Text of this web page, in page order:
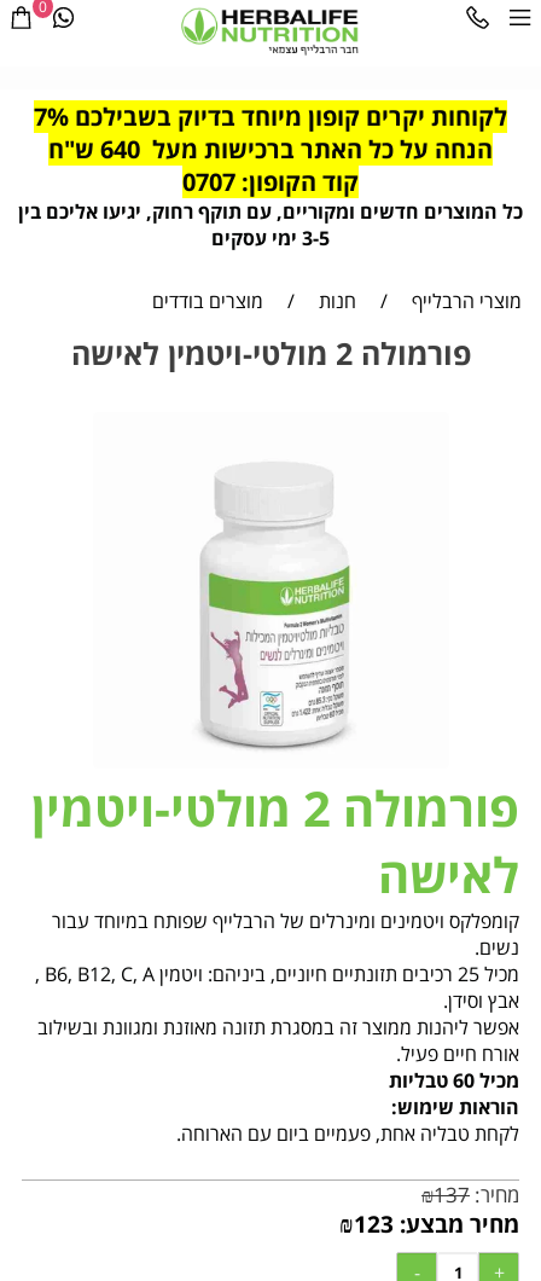
0
לקוחות יקרים קופון מיוחד בדיוק בשבילכם 7%
הנחה על כל האתר ברכישות מעל 640 ש"ח
קוד הקופון: 0707
כל המוצרים חדשים ומקוריים, עם תוקף רחוק, יגיעו אליכם בין
3-5 ימי עסקים
מוצרי הרבלייף / חנות / מוצרים בודדים
פורמולה 2 מולטי-ויטמין לאישה
פורמולה 2 מולטי-ויטמין
לאישה
קומפלקס ויטמינים ומינרלים של הרבלייף שפותח במיוחד עבור
נשים.
מכיל 25 רכיבים תזונתיים חיוניים, ביניהם: ויטמין B6, B12, C, A ,
אבץ וסידן.
אפשר ליהנות ממוצר זה במסגרת תזונה מאוזנת ומגוונת ובשילוב
אורח חיים פעיל.
מכיל 60 טבליות
הוראות שימוש:
לקחת טבליה אחת, פעמיים ביום עם הארוחה.
מחיר: ₪137
מחיר מבצע: ₪123